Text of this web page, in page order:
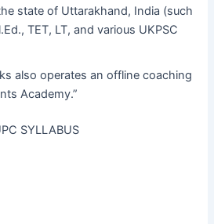
state of Uttarakhand, India (such
TET, LT, and various UKPSC
also operates an offline coaching
Academy.”
SYLLABUS